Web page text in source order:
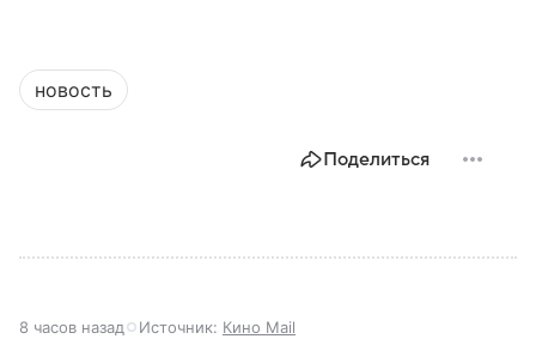
новость
Поделиться
8 часов назад Источник: Кино Mail